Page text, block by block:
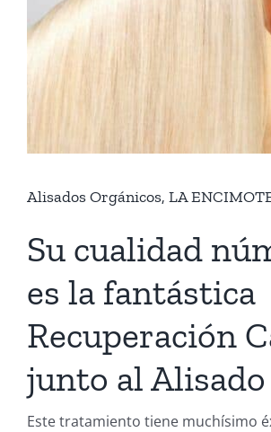
Alisados Orgánicos, LA
Su cualidad
es la fantástica
Recuperación
junto al Alisado
Este tratamiento tiene muchísimo